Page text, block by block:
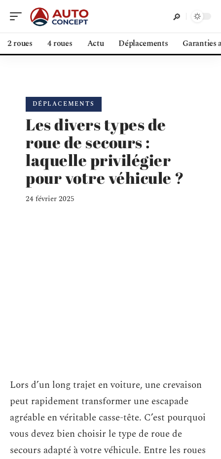
2 roues 4 roues Actu Déplacements Garanties
DÉPLACEMENTS
Les divers types de
roue de secours :
laquelle privilégier
pour votre véhicule ?
24 février 2025
Lors d’un long trajet en voiture, une crevaison
peut rapidement transformer une escapade
agréable en véritable casse-tête. C’est pourquoi
vous devez bien choisir le type de roue de
secours adapté à votre véhicule. Entre les roues